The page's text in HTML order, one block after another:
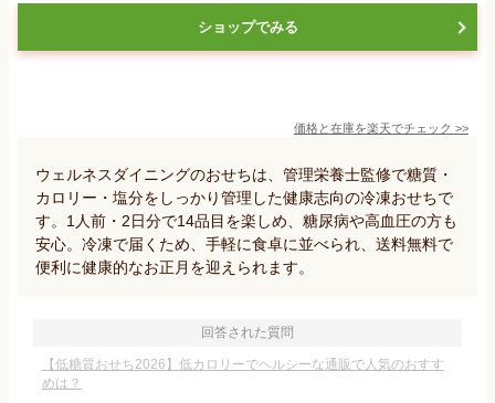
ショップでみる
価格と在庫を楽天でチェック >>
ウェルネスダイニングのおせちは、管理栄養士監修で糖質・
カロリー・塩分をしっかり管理した健康志向の冷凍おせちで
す。1人前・2日分で14品目を楽しめ、糖尿病や高血圧の方も
安心。冷凍で届くため、手軽に食卓に並べられ、送料無料で
便利に健康的なお正月を迎えられます。
回答された質問
【低糖質おせち2026】低カロリーでヘルシーな通販で人気のおすす
めは？